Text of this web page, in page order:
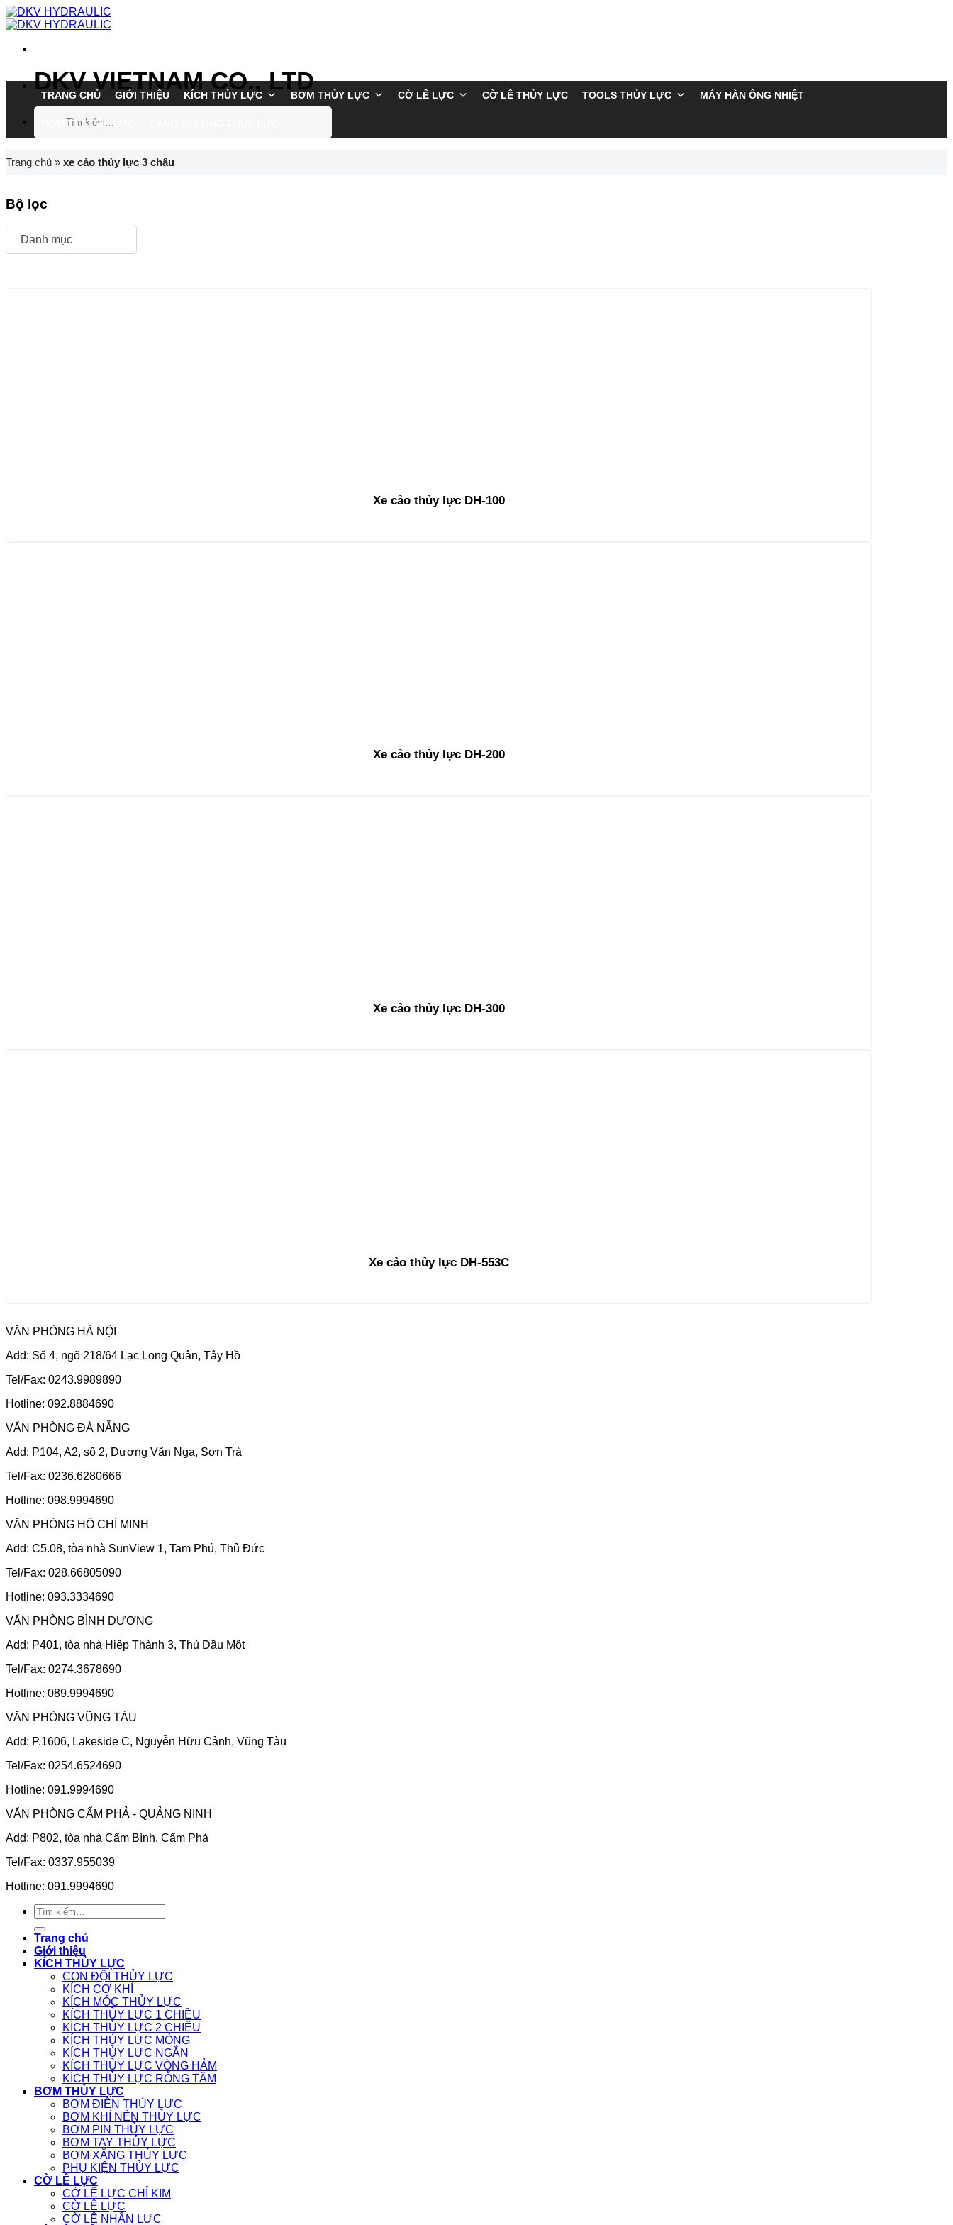
Chuyển
đến
dung
DKV VIETNAM CO., LTD
Tìm
TRANG CHỦ GIỚI THIỆU KÍCH THỦY LỰC BƠM THỦY LỰC CỜ LÊ LỰC CỜ LÊ THỦY LỰC TOOLS THỦY LỰC MÁY HÀN ỐNG NHIỆT
BƠM TEST ÁP LỰC
Trang chủ » xe cảo thủy lực 3 chấu
Bộ lọc
Danh mục
Xe cảo thủy lực DH-100
Xe cảo thủy lực DH-200
Xe cảo thủy lực DH-300
Xe cảo thủy lực DH-553C
VĂN PHÒNG HÀ NỘI
Add: Số 4, ngõ 218/64 Lạc Long Quân, Tây Hồ
Tel/Fax: 0243.9989890
Hotline: 092.8884690
VĂN PHÒNG ĐÀ NẴNG
Add: P104, A2, số 2, Dương Văn Nga, Sơn Trà
Tel/Fax: 0236.6280666
Hotline: 098.9994690
VĂN PHÒNG HỒ CHÍ MINH
Add: C5.08, tòa nhà SunView 1, Tam Phú, Thủ Đức
Tel/Fax: 028.66805090
Hotline: 093.3334690
VĂN PHÒNG BÌNH DƯƠNG
Add: P401, tòa nhà Hiệp Thành 3, Thủ Dầu Một
Tel/Fax: 0274.3678690
Hotline: 089.9994690
VĂN PHÒNG VŨNG TÀU
Add: P.1606, Lakeside C, Nguyễn Hữu Cảnh, Vũng Tàu
Tel/Fax: 0254.6524690
Hotline: 091.9994690
VĂN PHÒNG CẨM PHẢ - QUẢNG NINH
Add: P802, tòa nhà Cẩm Bình, Cẩm Phả
Tel/Fax: 0337.955039
Hotline: 091.9994690
Tìm
kiếm:
Trang chủ
Giới thiệu
KÍCH THỦY LỰC
CON ĐỘI THỦY LỰC
KÍCH CƠ KHÍ
KÍCH MÓC THỦY LỰC
KÍCH THỦY LỰC 1 CHIỀU
KÍCH THỦY LỰC 2 CHIỀU
KÍCH THỦY LỰC MỎNG
KÍCH THỦY LỰC NGẮN
KÍCH THỦY LỰC VÒNG HẢM
KÍCH THỦY LỰC RỖNG TÂM
BƠM THỦY LỰC
BƠM ĐIỆN THỦY LỰC
BƠM KHÍ NÉN THỦY LỰC
BƠM PIN THỦY LỰC
BƠM TAY THỦY LỰC
BƠM XĂNG THỦY LỰC
PHỤ KIỆN THỦY LỰC
CỜ LÊ LỰC
CỜ LÊ LỰC CHỈ KIM
CỜ LÊ LỰC
CỜ LÊ NHÂN LỰC